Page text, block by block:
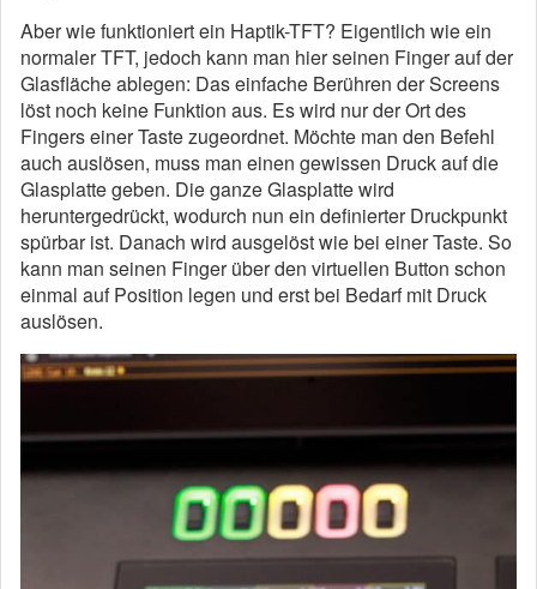
Aber wie funktioniert ein Haptik-TFT? Eigentlich wie ein
normaler TFT, jedoch kann man hier seinen Finger auf der
Glasfläche ablegen: Das einfache Berühren der Screens
löst noch keine Funktion aus. Es wird nur der Ort des
Fingers einer Taste zugeordnet. Möchte man den Befehl
auch auslösen, muss man einen gewissen Druck auf die
Glasplatte geben. Die ganze Glasplatte wird
heruntergedrückt, wodurch nun ein definierter Druckpunkt
spürbar ist. Danach wird ausgelöst wie bei einer Taste. So
kann man seinen Finger über den virtuellen Button schon
einmal auf Position legen und erst bei Bedarf mit Druck
auslösen.